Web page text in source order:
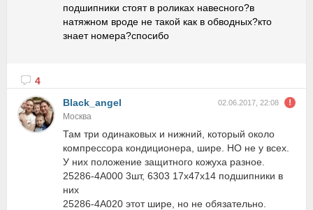
подшипники стоят в роликах навесного?в
натяжном вроде не такой как в обводных?кто
знает номера?спосибо
4
Black_angel
02.06.2017, 22:08
Москва
Там три одинаковых и нижний, который около
компрессора кондиционера, шире. НО не у всех.
У них положение защитного кожуха разное.
25286-4A000 3шт, 6303 17x47x14 подшипники в
них
25286-4A020 этот шире, но не обязательно.